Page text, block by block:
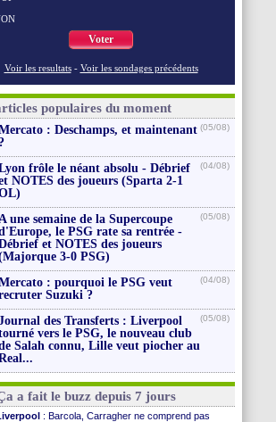
Voter
Voir les resultats - Voir les sondages précédents
populaires du moment
: Deschamps, et maintenant (05/08)
frôle le néant absolu - Débrief
NOTES des joueurs (Sparta 2-1
(04/08)
une semaine de la Supercoupe
le PSG rate sa rentrée -
et NOTES des joueurs
3-0 PSG)
(05/08)
: pourquoi le PSG veut
Suzuki ?
(04/08)
des Transferts : Liverpool
vers le PSG, le nouveau club
Salah connu, Lille veut piocher au
(05/08)
a fait le buzz depuis 7 jours
: Barcola, Carragher ne comprend pas